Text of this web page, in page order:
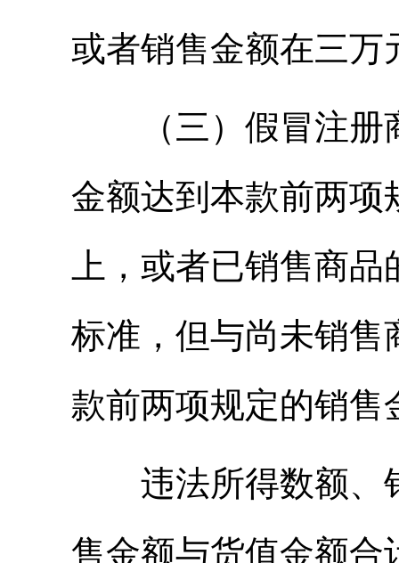
或者销售金额在三万
（三）假冒注册
金额达到本款前两
上，或者已销售商
标准，但与尚未销售
款前两项规定的销售
违法所得数额、
售金额与货值金额